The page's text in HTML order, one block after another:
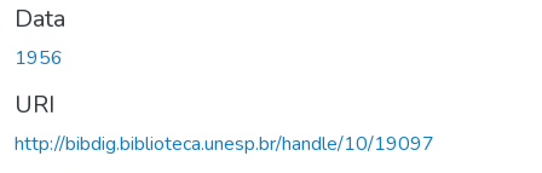
Data
1956
URI
http://bibdig.biblioteca.unesp.br/handle/10/19097